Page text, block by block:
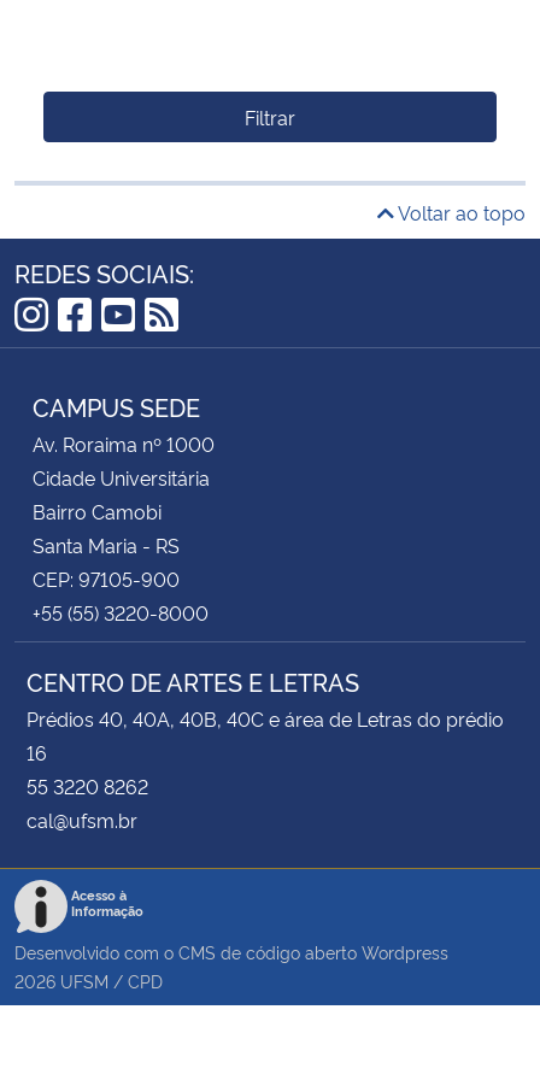
Filtrar
Voltar ao topo
REDES SOCIAIS:
Instagram
Facebook
YouTube
RSS
CAMPUS SEDE
Av. Roraima nº 1000
Cidade Universitária
Bairro Camobi
Santa Maria - RS
CEP: 97105-900
+55 (55) 3220-8000
CENTRO DE ARTES E LETRAS
Prédios 40, 40A, 40B, 40C e área de Letras do prédio
16
55 3220 8262
cal@ufsm.br
Acesso à
Informação
Desenvolvido com o CMS de código aberto Wordpress
2026 UFSM / CPD